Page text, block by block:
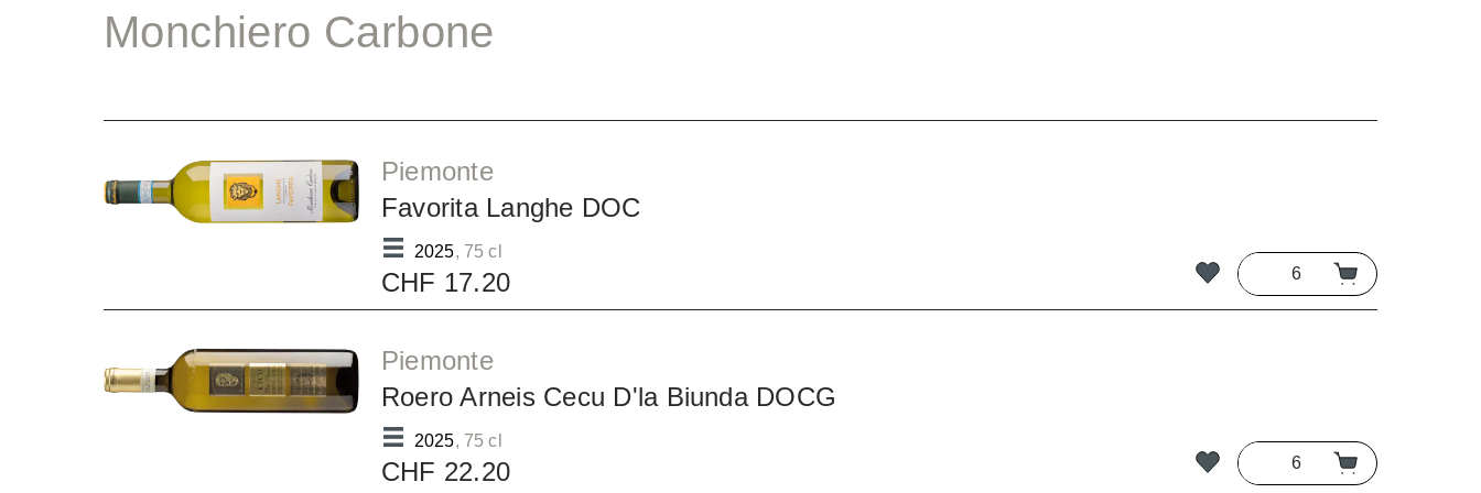
Monchiero Carbone
Piemonte
Favorita Langhe DOC
2025, 75 cl
CHF 17.20
Piemonte
Roero Arneis Cecu D'la Biunda DOCG
2025, 75 cl
CHF 22.20